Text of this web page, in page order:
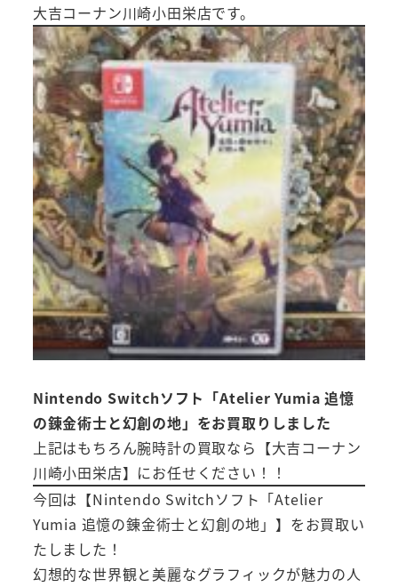
大吉コーナン川崎小田栄店です。
Nintendo Switchソフト「Atelier Yumia 追憶
の錬金術士と幻創の地」をお買取りしました
上記はもちろん腕時計の買取なら【大吉コーナン
川崎小田栄店】にお任せください！！
今回は【Nintendo Switchソフト「Atelier
Yumia 追憶の錬金術士と幻創の地」】をお買取い
たしました！
幻想的な世界観と美麗なグラフィックが魅力の人